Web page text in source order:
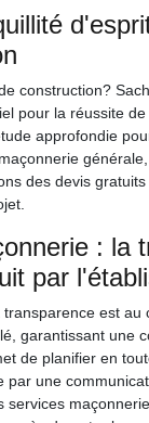
construction?
pour la réussite
approfondie
des devis
: la
par
est
garantissant une
de planifier en
par une
services